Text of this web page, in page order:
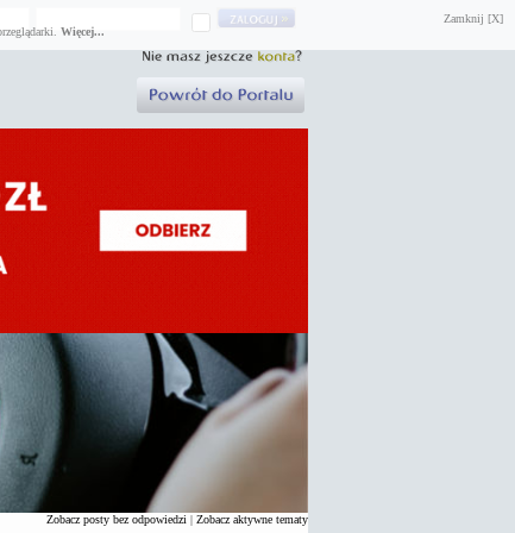
Zamknij [X]
Więcej...
Zobacz posty bez odpowiedzi | Zobacz aktywne tematy